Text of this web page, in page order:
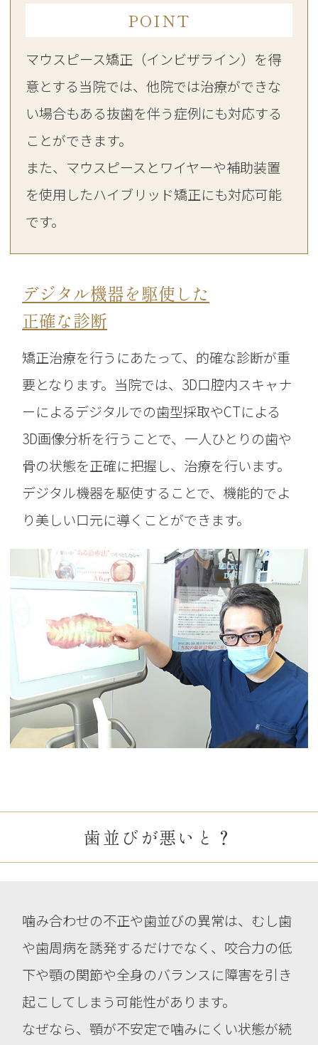
POINT
マウスピース矯正（インビザライン）を得
意とする当院では、他院では治療ができな
い場合もある抜歯を伴う症例にも対応する
ことができます。
また、マウスピースとワイヤーや補助装置
を使用したハイブリッド矯正にも対応可能
です。
デジタル機器を駆使した
正確な診断
矯正治療を行うにあたって、的確な診断が重
要となります。当院では、3D口腔内スキャナ
ーによるデジタルでの歯型採取やCTによる
3D画像分析を行うことで、一人ひとりの歯や
骨の状態を正確に把握し、治療を行います。
デジタル機器を駆使することで、機能的でよ
り美しい口元に導くことができます。
歯並びが悪いと？
噛み合わせの不正や歯並びの異常は、むし歯
や歯周病を誘発するだけでなく、 咬合力の低
下や顎の関節や全身のバランスに障害を引き
起こしてしまう可能性があります。
なぜなら、顎が不安定で噛みにくい状態が続